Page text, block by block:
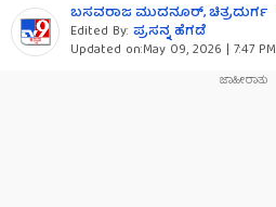
ಬಸವರಾಜ ಮುದನೂರ್, ಚಿತ್ರದುರ್ಗ
Edited By: ಪ್ರಸನ್ನ ಹೆಗಡೆ
Updated on:May 09, 2026 | 7:47 PM